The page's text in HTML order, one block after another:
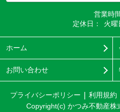
営業時
定休日：
火曜
ホーム
お問い合わせ
プライバシーポリシー 利用規約
Copyright(c) かつみ不動産株